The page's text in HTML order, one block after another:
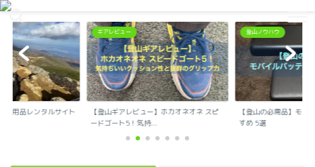
登山で生活を豊かに
山用品レンタルサイト
ギアレビュー
【登山ギアレビュー】ホカオネオネ スピ
ードゴート5！気持...
登山ノウハウ
【登山の必需品】モバ
すめ 5選